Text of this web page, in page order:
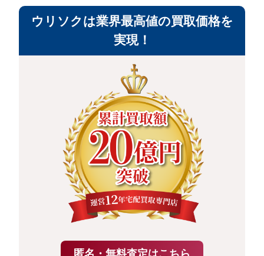
ウリソクは業界最高値の買取価格を
実現！